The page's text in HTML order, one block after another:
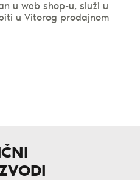
u web shop-u, služi u
u Vitorog prodajnom